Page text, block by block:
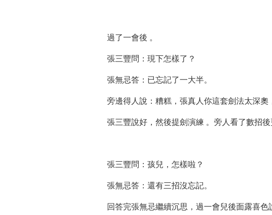
過了一會後 。
張三豐問：現下怎樣了？
張無忌答：已忘記了一大半。
旁邊得人說：糟糕，張真人你這套劍法太深奧
張三豐說好，然後提劍演練 。旁人看了數招
張三豐問：孩兒，怎樣啦？
張無忌答：還有三招沒忘記。
回答完張無忌繼續沉思，過一會兒後面露喜色